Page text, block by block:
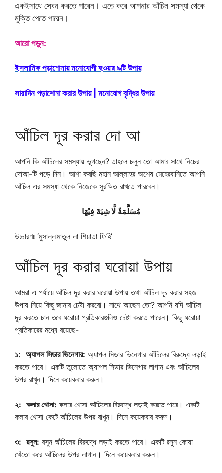
একইসাথে সেবন করতে পারেন। এতে করে আপনার আঁচিল সমস্যা থেকে
মুক্তি পেতে পারেন।
আরো পড়ুন:
ইসলামিক পড়াশোনায় মনোযোগী হওয়ার ৯টি উপায়
সারাদিন পড়াশোনা করার উপায় | মনোযোগ বৃদ্ধির উপায়
আঁচিল দূর করার দো আ
আপনি কি আঁচিলের সমস্যায় ভূগছেন? তাহলে চলুন তো আমার সাথে নিচের
দোআ-টি পড়ে নিন। আশা করছি মহান আল্লাহর অশেষ মেহেরবানিতে আপনি
আঁচিল এর সমস্যা থেকে নিজেকে সুরক্ষিত রাখতে পারবেন।
مُسَلَّمَةٌ لَّا شِيَةَ فِيْهَا
উচ্চারণঃ ‘মুসাল্লামাতুল লা শিয়াতা ফিহি’
আঁচিল দূর করার ঘরোয়া উপায়
আমরা এ পর্যায়ে আঁচিল দূর করার ঘরোয়া উপায় তথা আঁচিল দূর করার সহজ
উপায় নিয়ে কিছু জানার চেষ্টা করবো। সাথে আছেন তো? আপনি যদি আঁচিল
দূর করতে চান তবে ঘরোয়া প্রতিকারগুলিও চেষ্টা করতে পারেন। কিছু ঘরোয়া
প্রতিকারের মধ্যে রয়েছে-
১: অ্যাপল সিডার ভিনেগার: অ্যাপল সিডার ভিনেগার আঁচিলের বিরুদ্ধে লড়াই
করতে পারে। একটি তুলোতে অ্যাপল সিডার ভিনেগার লাগান এবং আঁচিলের
উপর রাখুন। দিনে কয়েকবার করুন।
২: কলার খোসা: কলার খোসা আঁচিলের বিরুদ্ধে লড়াই করতে পারে। একটি
কলার খোসা কেটে আঁচিলের উপর রাখুন। দিনে কয়েকবার করুন।
৩: রসুন: রসুন আঁচিলের বিরুদ্ধে লড়াই করতে পারে। একটি রসুন কোয়া
থেঁতো করে আঁচিলের উপর লাগান। দিনে কয়েকবার করুন।